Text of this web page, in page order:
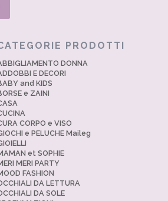
PRODOTTI
DONNA
E DECORI
and KIDS
e ZAINI
CORPO e VISO
e PELUCHE Maileg
et SOPHIE
MERI PARTY
FASHION
DA LETTURA
DA SOLE